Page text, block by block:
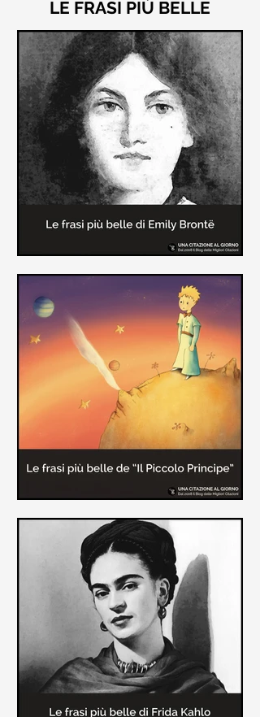
LE FRASI PIÙ BELLE
Le frasi più belle di "Cime
Tempestose" di Emily Brontë
"Cime Tempestose" rimane l'unico
romanzo scritto da Emily Brontë
causa la tubercolosi che le tolse la
vita ad appena 30 anni (...)
Le frasi più belle de "Il piccolo
principe" di Antoine de Saint-
Exupèry
Raccolta delle frasi più belle del
Piccolo Principe che trasmettono il
messaggio più significativo: le cose
più importanti della vita (...)